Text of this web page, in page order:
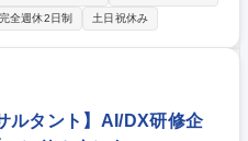
ンズオンで推進。 【詳細】■
設計 ■エンタープライズ向け提
の推進 ■顧客ニーズ収集とPdMへ
理と型化 【仕事の魅力】経営陣と
物流インフラの課題解決に貢献し
な成長を実現できます。 募集職
物流DX・社会課題の解決/戦略立
完全週休2日制 土日祝休み
ルタント】AI/DX研修企